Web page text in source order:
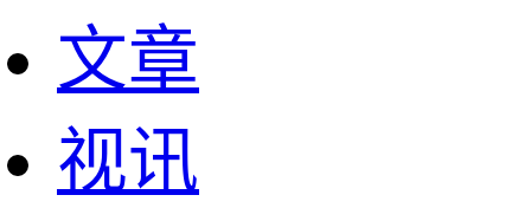
文章
视讯